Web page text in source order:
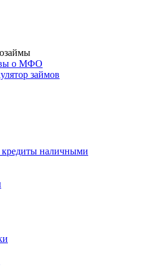
о МФО
займов
кредиты наличными